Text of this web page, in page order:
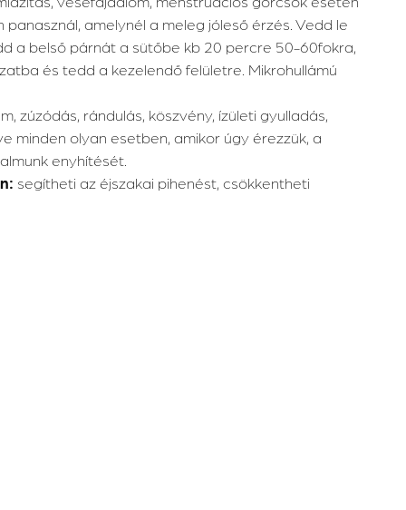
panasznál, amelynél a meleg jóleső érzés. Vedd le
a belső párnát a sütőbe kb 20 percre 50-60fokra,
és tedd a kezelendő felületre. Mikrohullámú
zúzódás, rándulás, köszvény, ízületi gyulladás,
minden olyan esetben, amikor úgy érezzük, a
enyhítését.
segítheti az éjszakai pihenést, csökkentheti